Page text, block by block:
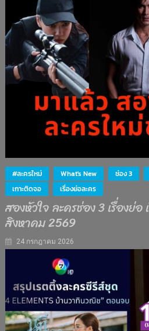
#ละครใหม่ What's New ช่อง 3
เกาะติดจอ
เรื่องย่อละคร
สองหัวใจ ละครช่อง 3 เรื่องย่
สิงหาคม 2569
24 กรกฎาคม 2026